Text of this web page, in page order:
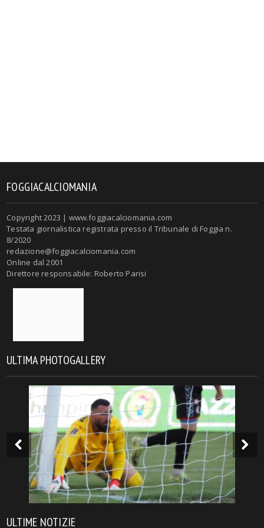
FOGGIACALCIOMANIA
Copyright 2023 | www.foggiacalciomania.com
Testata giornalistica registrata presso il Tribunale di Foggia n.
8/2020
redazione@foggiacalciomania.com
Online dal 2001
Direttore responsabile: Roberto Parisi
ULTIMA PHOTOGALLERY
ULTIME NOTIZIE